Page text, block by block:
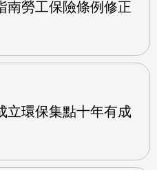
南勞工保險條例修正
立環保集點十年有成